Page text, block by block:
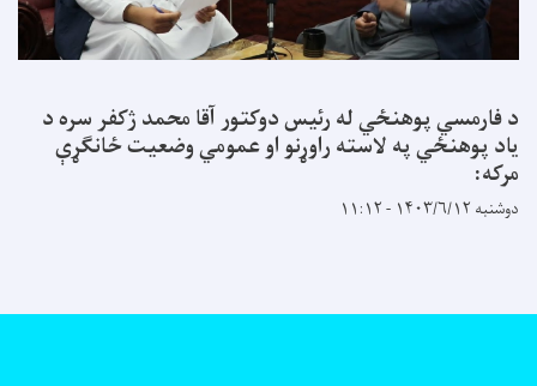
د فارمسي پوهنځي له رئیس دوکتور آقا محمد ژکفر سره د
یاد پوهنځي په لاسته راوړنو او عمومي وضعیت ځانګړې
مرکه:
دوشنبه ۱۴۰۳/۶/۱۲ - ۱۱:۱۲